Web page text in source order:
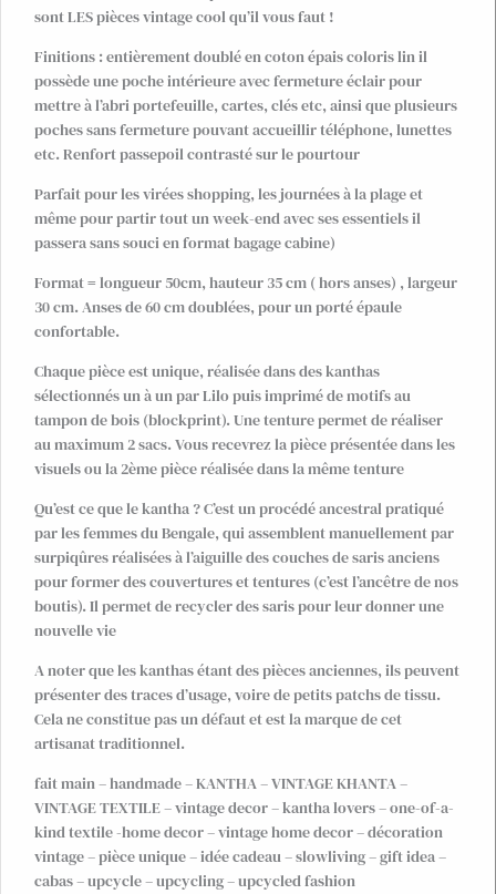
sont LES pièces vintage cool qu’il vous faut !
Finitions : entièrement doublé en coton épais coloris lin il
possède une poche intérieure avec fermeture éclair pour
mettre à l’abri portefeuille, cartes, clés etc, ainsi que plusieurs
poches sans fermeture pouvant accueillir téléphone, lunettes
etc. Renfort passepoil contrasté sur le pourtour
Parfait pour les virées shopping, les journées à la plage et
même pour partir tout un week-end avec ses essentiels il
passera sans souci en format bagage cabine)
Format = longueur 50cm, hauteur 35 cm ( hors anses) , largeur
30 cm. Anses de 60 cm doublées, pour un porté épaule
confortable.
Chaque pièce est unique, réalisée dans des kanthas
sélectionnés un à un par Lilo puis imprimé de motifs au
tampon de bois (blockprint). Une tenture permet de réaliser
au maximum 2 sacs. Vous recevrez la pièce présentée dans les
visuels ou la 2ème pièce réalisée dans la même tenture
Qu’est ce que le kantha ? C’est un procédé ancestral pratiqué
par les femmes du Bengale, qui assemblent manuellement par
surpiqûres réalisées à l’aiguille des couches de saris anciens
pour former des couvertures et tentures (c’est l’ancêtre de nos
boutis). Il permet de recycler des saris pour leur donner une
nouvelle vie
A noter que les kanthas étant des pièces anciennes, ils peuvent
présenter des traces d’usage, voire de petits patchs de tissu.
Cela ne constitue pas un défaut et est la marque de cet
artisanat traditionnel.
fait main – handmade – KANTHA – VINTAGE KHANTA –
VINTAGE TEXTILE – vintage decor – kantha lovers – one-of-a-
kind textile -home decor – vintage home decor – décoration
vintage – pièce unique – idée cadeau – slowliving – gift idea –
cabas – upcycle – upcycling – upcycled fashion